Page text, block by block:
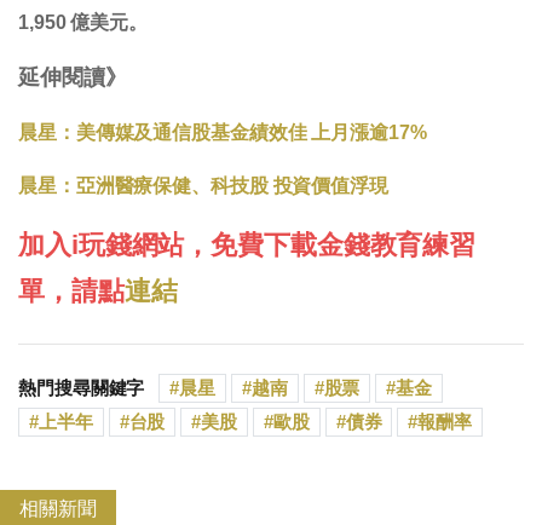
1,950 億美元。
延伸閱讀》
晨星：美傳媒及通信股基金績效佳 上月漲逾17%
晨星：亞洲醫療保健、科技股 投資價值浮現
加入i玩錢網站，免費下載金錢教育練習
單，請點連結
熱門搜尋關鍵字 晨星 越南 股票
基金
上半年
台股 美股 歐股 債券 報酬率
相關新聞